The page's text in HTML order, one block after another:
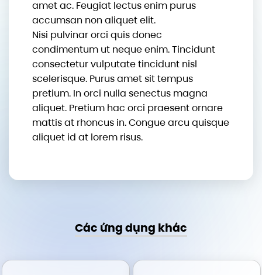
amet ac. Feugiat lectus enim purus
accumsan non aliquet elit.
Nisi pulvinar orci quis donec
condimentum ut neque enim. Tincidunt
consectetur vulputate tincidunt nisl
scelerisque. Purus amet sit tempus
pretium. In orci nulla senectus magna
aliquet. Pretium hac orci praesent ornare
mattis at rhoncus in. Congue arcu quisque
aliquet id at lorem risus.
Các ứng dụng khác